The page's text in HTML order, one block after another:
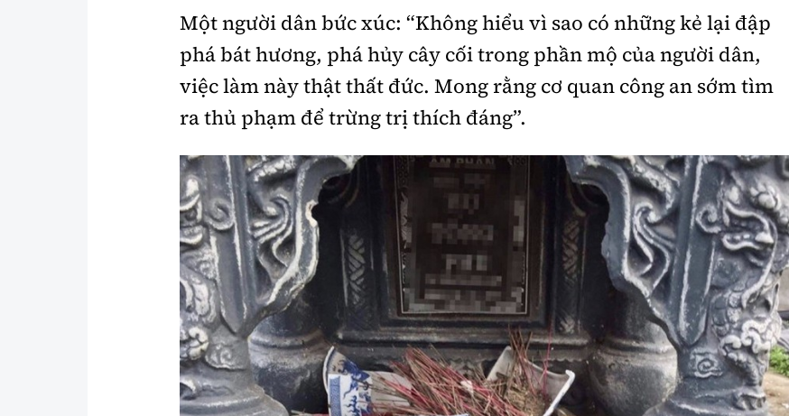
Một người dân bức xúc: “Không hiểu vì sao có những kẻ lại đập
phá bát hương, phá hủy cây cối trong phần mộ của người dân,
việc làm này thật thất đức. Mong rằng cơ quan công an sớm tìm
ra thủ phạm để trừng trị thích đáng”.